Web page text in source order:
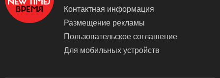
Контактная информация
Размещение рекламы
Пользовательское соглашение
Для мобильных устройств